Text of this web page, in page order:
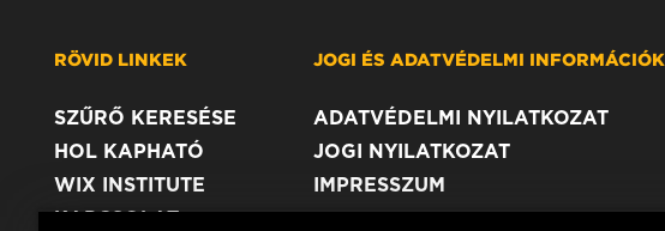
RÖVID LINKEK
SZŰRŐ KERESÉSE
HOL KAPHATÓ
WIX INSTITUTE
KAPCSOLAT
JOGI ÉS ADATVÉDELMI INFORMÁCIÓK
ADATVÉDELMI NYILATKOZAT
JOGI NYILATKOZAT
IMPRESSZUM